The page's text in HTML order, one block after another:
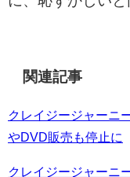
関連記事
クレイジージャーニ
やDVD販売も停止に
クレイジージャーニ